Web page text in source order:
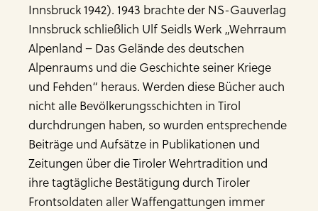
Innsbruck 1942). 1943 brachte der NS-Gauverlag
Innsbruck schließlich Ulf Seidls Werk „Wehrraum
Alpenland – Das Gelände des deutschen
Alpenraums und die Geschichte seiner Kriege
und Fehden“ heraus. Werden diese Bücher auch
nicht alle Bevölkerungsschichten in Tirol
durchdrungen haben, so wurden entsprechende
Beiträge und Aufsätze in Publikationen und
Zeitungen über die Tiroler Wehrtradition und
ihre tagtägliche Bestätigung durch Tiroler
Frontsoldaten aller Waffengattungen immer